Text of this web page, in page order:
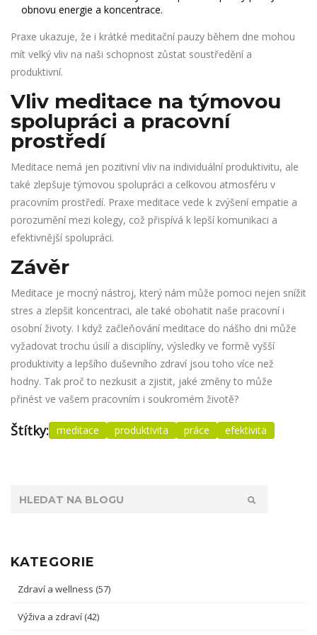
obnovu energie a koncentrace.
Praxe ukazuje, že i krátké meditační pauzy během dne mohou
mít velký vliv na naši schopnost zůstat soustředění a
produktivní.
Vliv meditace na týmovou
spolupráci a pracovní
prostředí
Meditace nemá jen pozitivní vliv na individuální produktivitu, ale
také zlepšuje týmovou spolupráci a celkovou atmosféru v
pracovním prostředí. Praxe meditace vede k zvýšení empatie a
porozumění mezi kolegy, což přispívá k lepší komunikaci a
efektivnější spolupráci.
Závěr
Meditace je mocný nástroj, který nám může pomoci nejen snížit
stres a zlepšit koncentraci, ale také obohatit naše pracovní i
osobní životy. I když začleňování meditace do nášho dni může
vyžadovat trochu úsilí a disciplíny, výsledky ve formě vyšší
produktivity a lepšího duševního zdraví jsou toho více než
hodny. Tak proč to nezkusit a zjistit, jaké změny to může
přinést ve vašem pracovním i soukromém životě?
Štítky: meditace produktivita práce efektivita
KATEGORIE
Zdraví a wellness (57)
Výživa a zdraví (42)